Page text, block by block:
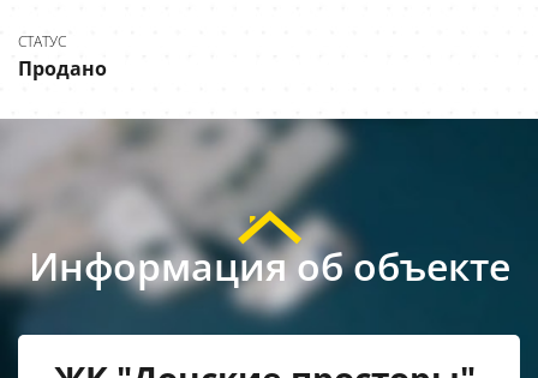
СТАТУС
Продано
Информация об объекте